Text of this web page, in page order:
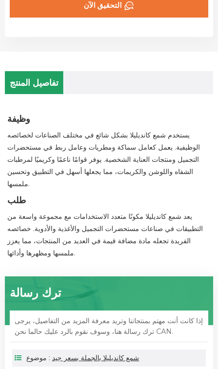
التحقيق الآن
تفاصيل المنتج
وظيفة
يستخدم شمع كانديليلا بشكل شائع في مختلف الصناعات لخصائصه
الوظيفية. يعمل كعامل سماكة ومطريات وعامل ربط في مستحضرات
التجميل ومنتجات العناية الشخصية. يوفر قوامًا ناعمًا وكريميًا لمرطبات
الشفاه واللوشن والكريمات، مما يجعلها أسهل في التطبيق وتحسين
ملمسها.
طلب
يعد شمع كانديليلا مكونًا متعدد الاستخدامات مع مجموعة واسعة من
التطبيقات في صناعات مستحضرات التجميل والأغذية والأدوية. خصائصه
الفريدة تجعله مادة مضافة قيمة في العديد من المنتجات، مما يعزز
ملمسها ومظهرها وأدائها.
ترك رسالة
إذا كانت أنت مهتم بمنتجاتنا وتريد معرفة المزيد من التفاصيل، يرجى
ترك رسالة هنا، وسوف نقوم بالرد عليك حالما نحن CAN.
موضوع : شمع كانديليلا بالجملة بسعر جيد